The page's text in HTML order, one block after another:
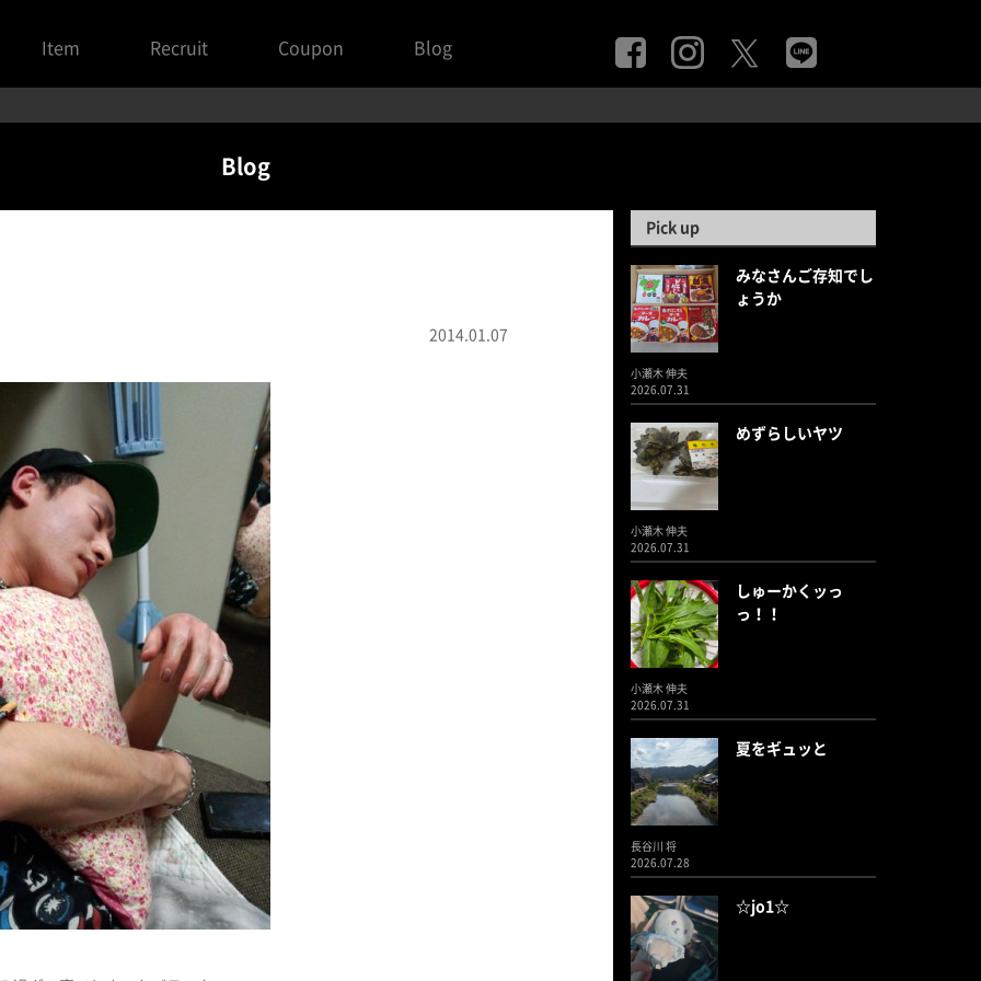
Item Recruit Coupon Blog
Blog
2014.01.07
Pick up
みなさんご存知でし
ょうか
小瀬木 伸夫
2026.07.31
めずらしいヤツ
小瀬木 伸夫
2026.07.31
しゅーかくッっ
っ！！
小瀬木 伸夫
2026.07.31
夏をギュッと
長谷川 将
2026.07.28
☆jo1☆